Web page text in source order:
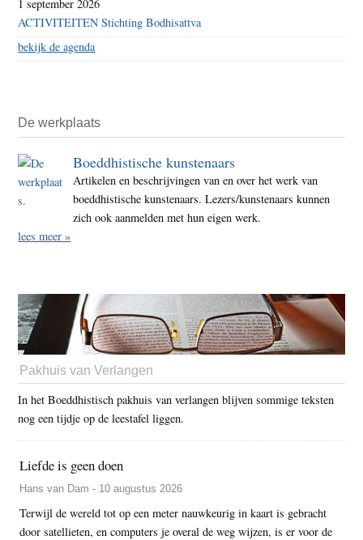
1 september 2026
ACTIVITEITEN Stichting Bodhisattva
bekijk de agenda
De werkplaats
Boeddhistische kunstenaars
Artikelen en beschrijvingen van en over het werk van
boeddhistische kunstenaars. Lezers/kunstenaars kunnen
zich ook aanmelden met hun eigen werk.
lees meer »
Pakhuis van Verlangen
In het Boeddhistisch pakhuis van verlangen blijven sommige teksten
nog een tijdje op de leestafel liggen.
Liefde is geen doen
Hans van Dam - 10 augustus 2026
Terwijl de wereld tot op een meter nauwkeurig in kaart is gebracht
door satellieten, en computers je overal de weg wijzen, is er voor de